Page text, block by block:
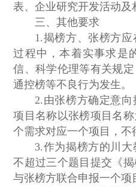
表、企业研究开发活动及
三、其他要求
1.揭榜方、张榜方
过程中，本着实事求是
信、科学伦理等有关规
通控榜等不良行为发生。
2.由张榜方确定意向
项目名称以张榜项目名
个需求对应一个项目，不
3.作为揭榜方的川
不超过三个题目提交《
与张榜方联合申报一个项